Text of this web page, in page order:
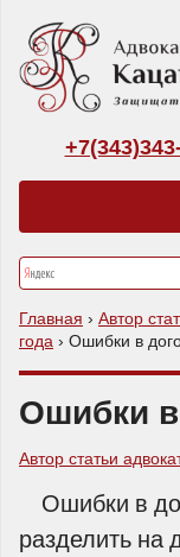
Главная › Автор
года › Ошибки в
Ошибки
Автор статьи
Ошибки в
разделить на